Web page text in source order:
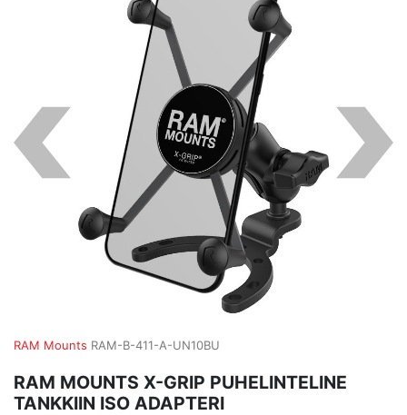
RAM Mounts RAM-B-411-A-UN10BU
RAM MOUNTS X-GRIP PUHELINTELINE
TANKKIIN ISO ADAPTERI